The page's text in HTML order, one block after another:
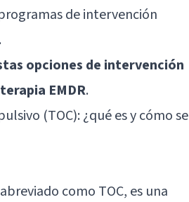
de intervención
opciones de intervención
EMDR.
(TOC): ¿qué es y cómo se
como TOC, es una